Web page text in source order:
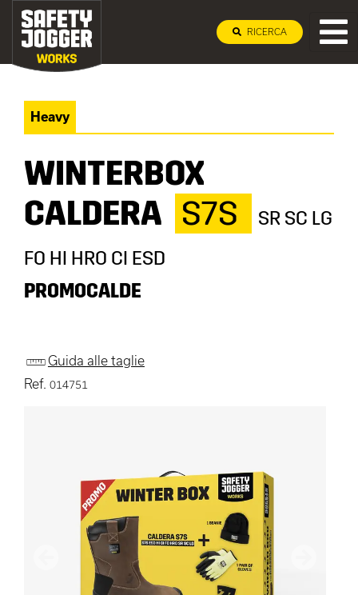
RICERCA
Heavy
WINTERBOX
CALDERA S7S
SR SC LG
FO HI HRO CI ESD
PROMOCALDE
Guida alle taglie
Ref. 014751
Precedente